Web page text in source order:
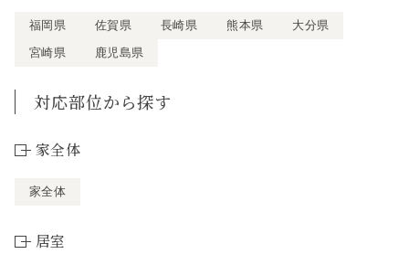
福岡県 佐賀県 長崎県 熊本県
大分県
宮崎県
鹿児島県
対応部位から探す
家全体
家全体
居室